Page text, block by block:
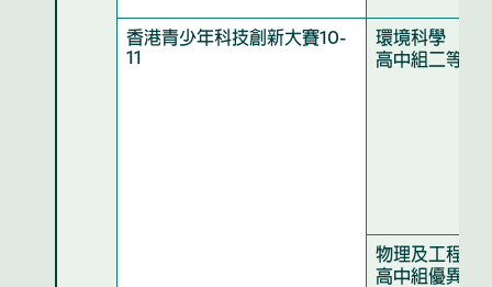
香港青少年科技創新大賽10-
11
環境科學
高中組二等獎
物理及工程學
高中組優異獎